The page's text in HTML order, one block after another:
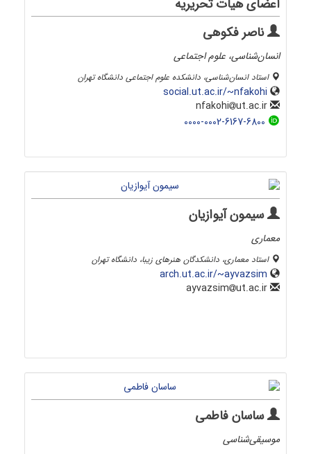
اعضای هیات تحریریه
ناصر فکوهی
انسان‌شناسی، علوم اجتماعی
استاد انسان‌شناسی، دانشکده علوم اجتماعی دانشگاه تهران
social.ut.ac.ir/~nfakohi
ut.ac.ir
0000-0002-6167-6800
سیمون آیوازیان
معماری
استاد معماری، دانشکدگان هنرهای زیبا، دانشگاه تهران
arch.ut.ac.ir/~ayvazsim
ut.ac.ir
ساسان فاطمی
موسیقی‌شناسی